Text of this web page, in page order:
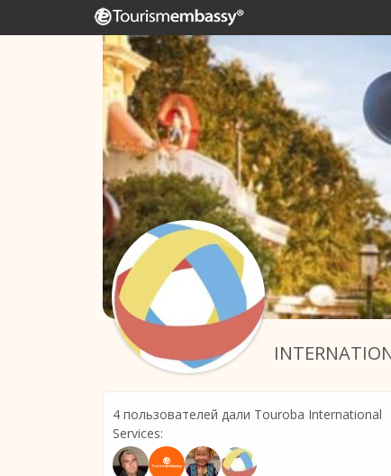
4 пользователей дали Touroba International
Services: